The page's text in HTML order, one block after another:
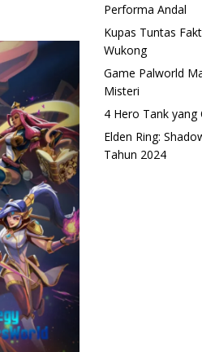
Performa Andal
Kupas Tuntas
Wukong
Game Palworld
Misteri
4 Hero Tank yang
Elden Ring:
Tahun 2024